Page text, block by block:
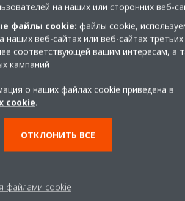
на наших или сторонних веб-
файлы cookie: файлы cookie,
наших веб-сайтах или веб-сайтах
соответствующей вашим интересам, а
кампаний
о наших файлах cookie приведена в
cookie.
ОТКЛОНИТЬ ВСЕ
файлами cookie